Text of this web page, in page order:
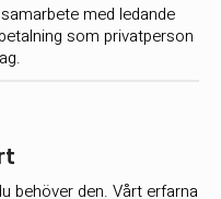
med ledande
som privatperson
behöver den. Vårt erfarna